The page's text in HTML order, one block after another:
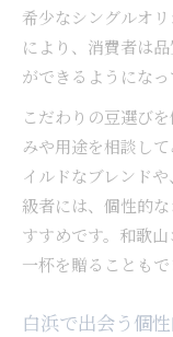
希少なシングルオ
により、消費者は
ができるようになっ
こだわりの豆選び
みや用途を相談し
イルドなブレンド
級者には、個性的
すすめです。和歌
一杯を贈ることもで
白浜で出会う個